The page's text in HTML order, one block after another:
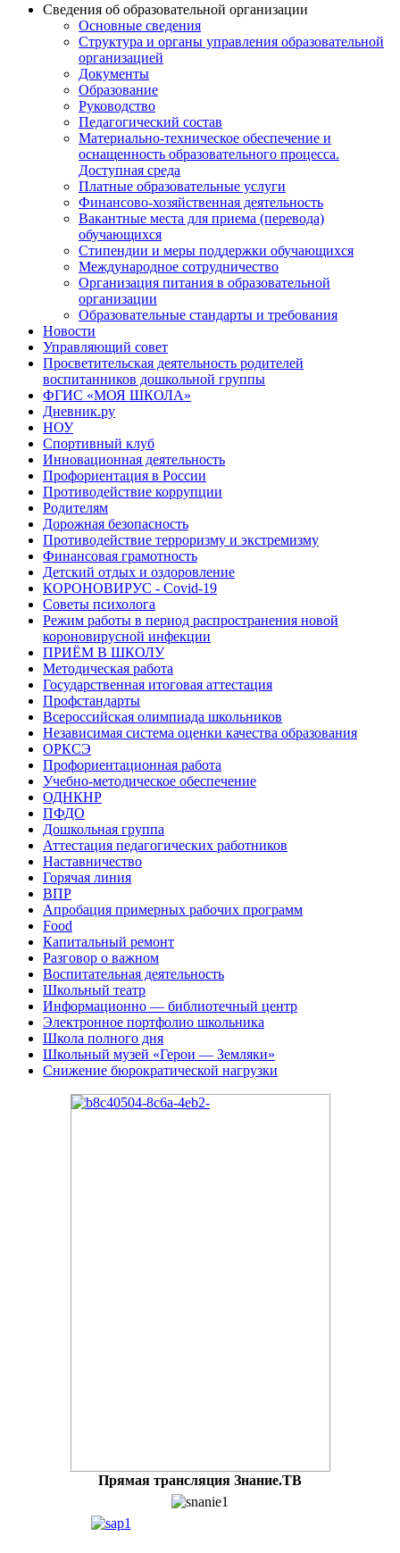
Сведения об образовательной организации
Основные сведения
Структура и органы управления образовательной
организацией
Документы
Образование
Руководство
Педагогический состав
Материально-техническое обеспечение и
оснащенность образовательного процесса.
Доступная среда
Платные образовательные услуги
Финансово-хозяйственная деятельность
Вакантные места для приема (перевода)
обучающихся
Стипендии и меры поддержки обучающихся
Международное сотрудничество
Организация питания в образовательной
организации
Образовательные стандарты и требования
Новости
Управляющий совет
Просветительская деятельность родителей
воспитанников дошкольной группы
ФГИС «МОЯ ШКОЛА»
Дневник.ру
НОУ
Спортивный клуб
Инновационная деятельность
Профориентация в России
Противодействие коррупции
Родителям
Дорожная безопасность
Противодействие терроризму и экстремизму
Финансовая грамотность
Детский отдых и оздоровление
КОРОНОВИРУС - Covid-19
Советы психолога
Режим работы в период распространения новой
короновирусной инфекции
ПРИЁМ В ШКОЛУ
Методическая работа
Государственная итоговая аттестация
Профстандарты
Всероссийская олимпиада школьников
Независимая система оценки качества образования
ОРКСЭ
Профориентационная работа
Учебно-методическое обеспечение
ОДНКНР
ПФДО
Дошкольная группа
Аттестация педагогических работников
Наставничество
Горячая линия
ВПР
Апробация примерных рабочих программ
Food
Капитальный ремонт
Разговор о важном
Воспитательная деятельность
Школьный театр
Информационно — библиотечный центр
Электронное портфолио школьника
Школа полного дня
Школьный музей «Герои — Земляки»
Снижение бюрократической нагрузки
Прямая трансляция Знание.ТВ